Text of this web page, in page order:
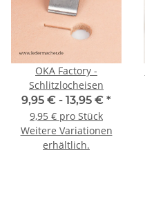
OKA Factory -
Schlitzlocheisen
9,95 € - 13,95 € *
9,95 € pro Stück
Weitere Variationen
erhältlich.